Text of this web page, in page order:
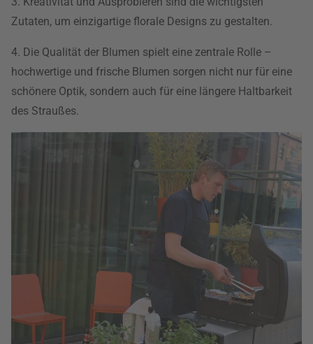
Zutaten, um einzigartige florale Designs zu gestalten.
4. Die Qualität der Blumen spielt eine zentrale Rolle –
hochwertige und frische Blumen sorgen nicht nur für eine
schönere Optik, sondern auch für eine längere Haltbarkeit
des Straußes.